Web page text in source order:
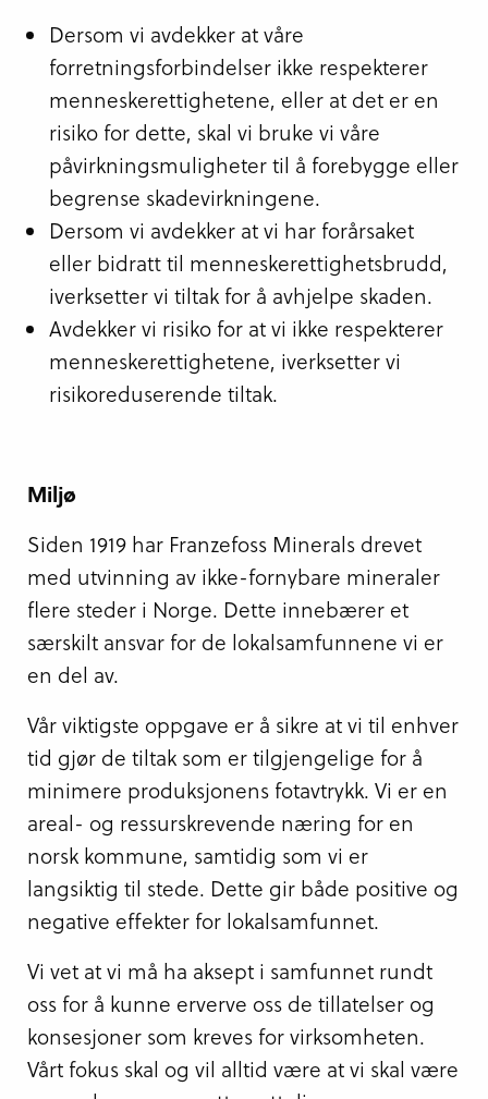
Dersom vi avdekker at våre
forretningsforbindelser ikke respekterer
menneskerettighetene, eller at det er en
risiko for dette, skal vi bruke vi våre
påvirkningsmuligheter til å forebygge eller
begrense skadevirkningene.
Dersom vi avdekker at vi har forårsaket
eller bidratt til menneskerettighetsbrudd,
iverksetter vi tiltak for å avhjelpe skaden.
Avdekker vi risiko for at vi ikke respekterer
menneskerettighetene, iverksetter vi
risikoreduserende tiltak.
Miljø
Siden 1919 har Franzefoss Minerals drevet
med utvinning av ikke-fornybare mineraler
flere steder i Norge. Dette innebærer et
særskilt ansvar for de lokalsamfunnene vi er
en del av.
Vår viktigste oppgave er å sikre at vi til enhver
tid gjør de tiltak som er tilgjengelige for å
minimere produksjonens fotavtrykk. Vi er en
areal- og ressurskrevende næring for en
norsk kommune, samtidig som vi er
langsiktig til stede. Dette gir både positive og
negative effekter for lokalsamfunnet.
Vi vet at vi må ha aksept i samfunnet rundt
oss for å kunne erverve oss de tillatelser og
konsesjoner som kreves for virksomheten.
Vårt fokus skal og vil alltid være at vi skal være